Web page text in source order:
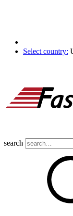
Select country:
search